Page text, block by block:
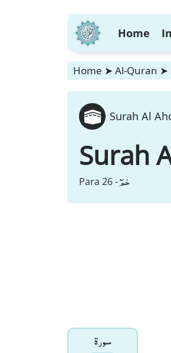
Home
Home ➤ Al-Quran ➤
Surah Al
Surah
Para 26 -حٰمٓ
سورۃ